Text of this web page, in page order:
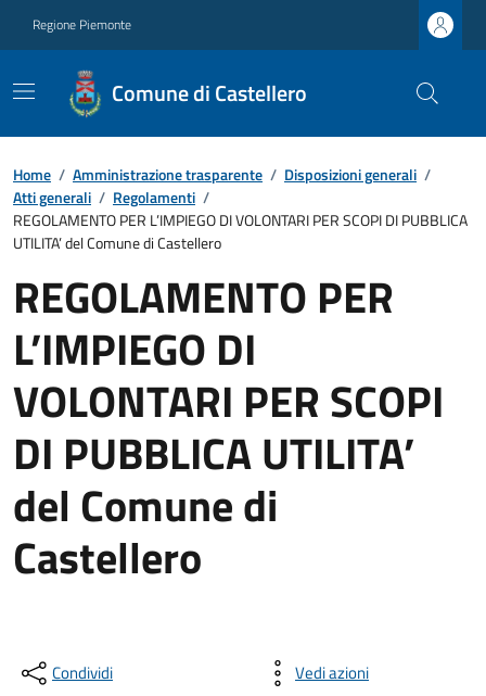
Regione Piemonte
Comune di Castellero
Home / Amministrazione trasparente / Disposizioni generali /
Atti generali / Regolamenti /
REGOLAMENTO PER L’IMPIEGO DI VOLONTARI PER SCOPI DI PUBBLICA
UTILITA’ del Comune di Castellero
REGOLAMENTO PER
L’IMPIEGO DI
VOLONTARI PER SCOPI
DI PUBBLICA UTILITA’
del Comune di
Castellero
Condividi Vedi azioni